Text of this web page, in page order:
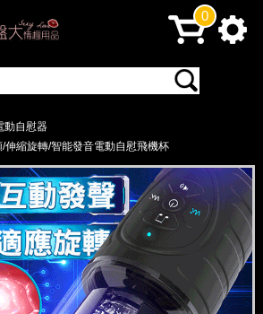
動自慰器
伸縮旋轉/智能發音電動自慰飛機杯
0